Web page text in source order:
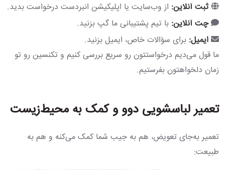
ثبت آنلاین: از وب‌سایت یا اپلیکیشن انبردست درخواست بدید.
چت آنلاین: با تیم پشتیبانی ما گپ بزنید.
ایمیل: برای سؤالات خاص، ایمیل بزنید.
ما قول می‌دیم درخواستتون رو سریع بررسی کنیم و تکنسین رو تو
زمان دلخواهتون بفرستیم.
تعمیر لباسشویی دوو و کمک به محیط‌زیست
تعمیر به‌جای تعویض، هم به جیب شما کمک می‌کنه و هم به
طبیعت: